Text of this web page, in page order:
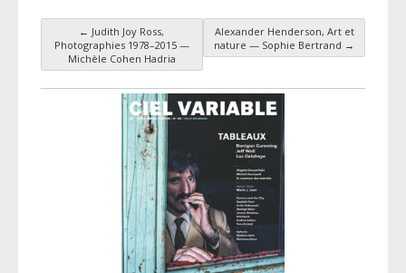
Navigation des articles
← Judith Joy Ross,
Photographies 1978–2015 —
Michèle Cohen Hadria
Alexander Henderson, Art et
nature — Sophie Bertrand →